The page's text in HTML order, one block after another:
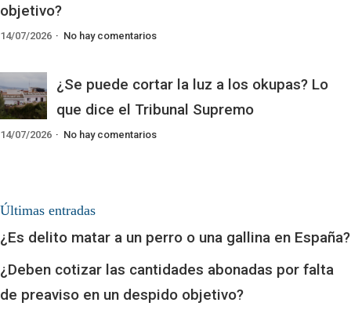
objetivo?
14/07/2026 No hay comentarios
¿Se puede cortar la luz a los okupas? Lo
que dice el Tribunal Supremo
14/07/2026 No hay comentarios
Últimas entradas
¿Es delito matar a un perro o una gallina en España?
¿Deben cotizar las cantidades abonadas por falta
de preaviso en un despido objetivo?